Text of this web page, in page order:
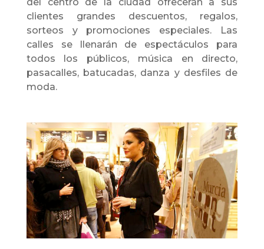
clientes grandes descuentos, regalos,
sorteos y promociones especiales. Las
calles se llenarán de espectáculos para
todos los públicos, música en directo,
pasacalles, batucadas, danza y desfiles de
moda.